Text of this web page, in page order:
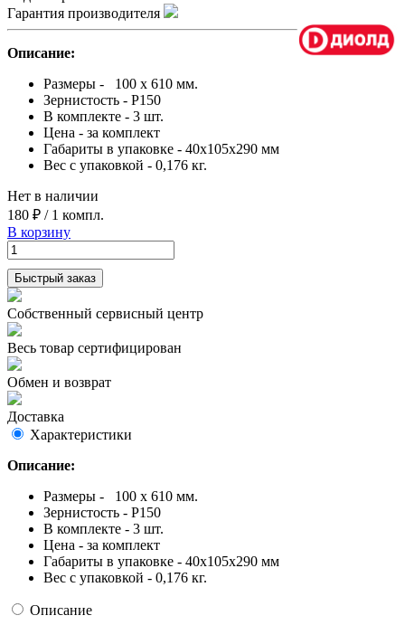
Гарантия производителя
Описание:
Размеры - 100 x 610 мм.
Зернистость - Р150
В комплекте - 3 шт.
Цена - за комплект
Габариты в упаковке - 40x105x290 мм
Вес с упаковкой - 0,176 кг.
Нет в наличии
180 ₽ / 1 компл.
В корзину
Быстрый заказ
Собственный сервисный центр
Весь товар сертифицирован
Обмен и возврат
Доставка
Характеристики
Описание:
Размеры - 100 x 610 мм.
Зернистость - Р150
В комплекте - 3 шт.
Цена - за комплект
Габариты в упаковке - 40x105x290 мм
Вес с упаковкой - 0,176 кг.
Описание